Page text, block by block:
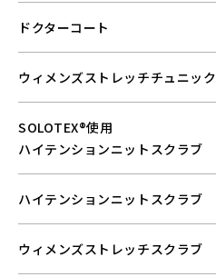
ドクターコート
ウィメンズストレッチチュニック
SOLOTEX®使用
ハイテンションニットスクラブ
ハイテンションニットスクラブ
ウィメンズストレッチスクラブ